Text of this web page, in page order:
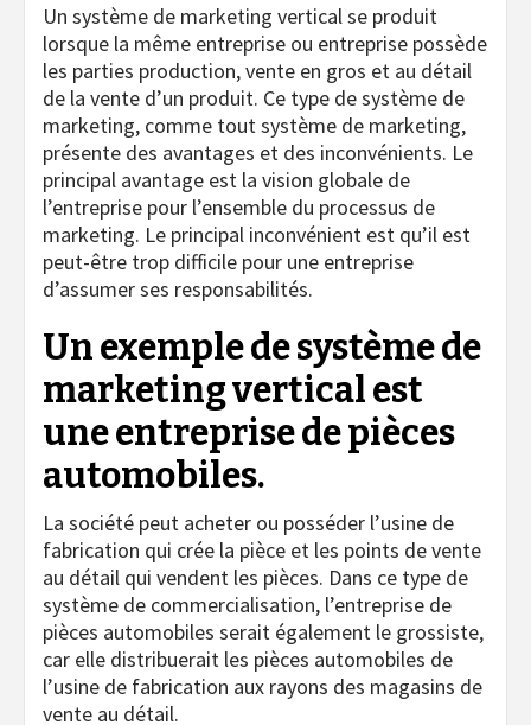
Un système de marketing vertical se produit
lorsque la même entreprise ou entreprise possède
les parties production, vente en gros et au détail
de la vente d’un produit. Ce type de système de
marketing, comme tout système de marketing,
présente des avantages et des inconvénients. Le
principal avantage est la vision globale de
l’entreprise pour l’ensemble du processus de
marketing. Le principal inconvénient est qu’il est
peut-être trop difficile pour une entreprise
d’assumer ses responsabilités.
Un exemple de système de
marketing vertical est
une entreprise de pièces
automobiles.
La société peut acheter ou posséder l’usine de
fabrication qui crée la pièce et les points de vente
au détail qui vendent les pièces. Dans ce type de
système de commercialisation, l’entreprise de
pièces automobiles serait également le grossiste,
car elle distribuerait les pièces automobiles de
l’usine de fabrication aux rayons des magasins de
vente au détail.